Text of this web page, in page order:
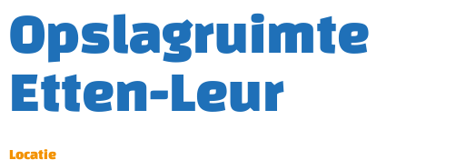
Opslagruimte
Etten-Leur
Locatie